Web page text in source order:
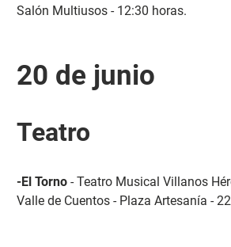
Salón Multiusos - 12:30 horas.
20 de junio
Teatro
-El Torno- Teatro Musical Villanos
Valle de Cuentos - Plaza Artesanía -